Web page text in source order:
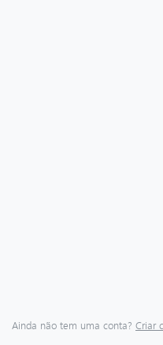
Ainda não tem uma conta? Criar